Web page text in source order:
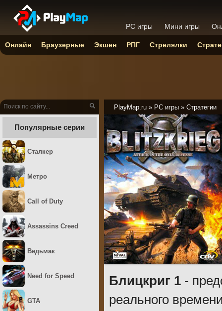
PlayMap.ru » PC игры » Стратегии
Блицкриг 1 -
реального
Популярные серии
Сталкер
Метро
Call of Duty
Assassins Creed
Ведьмак
Need for Speed
GTA
PC игры Мини игры
Онлайн Браузерные Экшен РПГ Стрелялки